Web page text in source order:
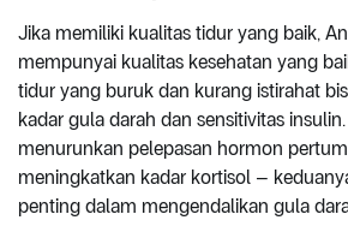
Jika memiliki kualitas tidur yang baik,
mempunyai kualitas kesehatan yang
tidur yang buruk dan kurang istirahat
kadar gula darah dan sensitivitas
menurunkan pelepasan hormon
meningkatkan kadar kortisol –
penting dalam mengendalikan gula